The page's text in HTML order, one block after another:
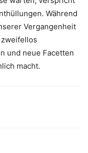
Während
Vergangenheit
und neue Facetten
macht.